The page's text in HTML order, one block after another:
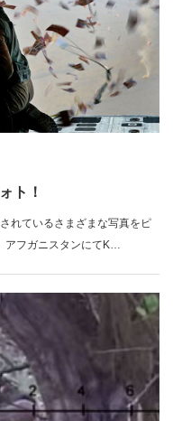
ト！
れているさまざまな写真をピ
アフガニスタンにてK…